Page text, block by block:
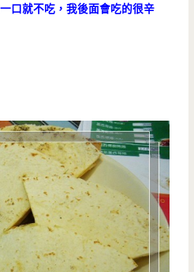
口就不吃，我後面會吃的很辛